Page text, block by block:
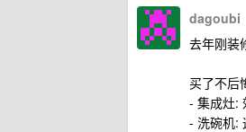
dagoubi
去年刚装
买了不后
- 集成灶:
- 洗碗机: